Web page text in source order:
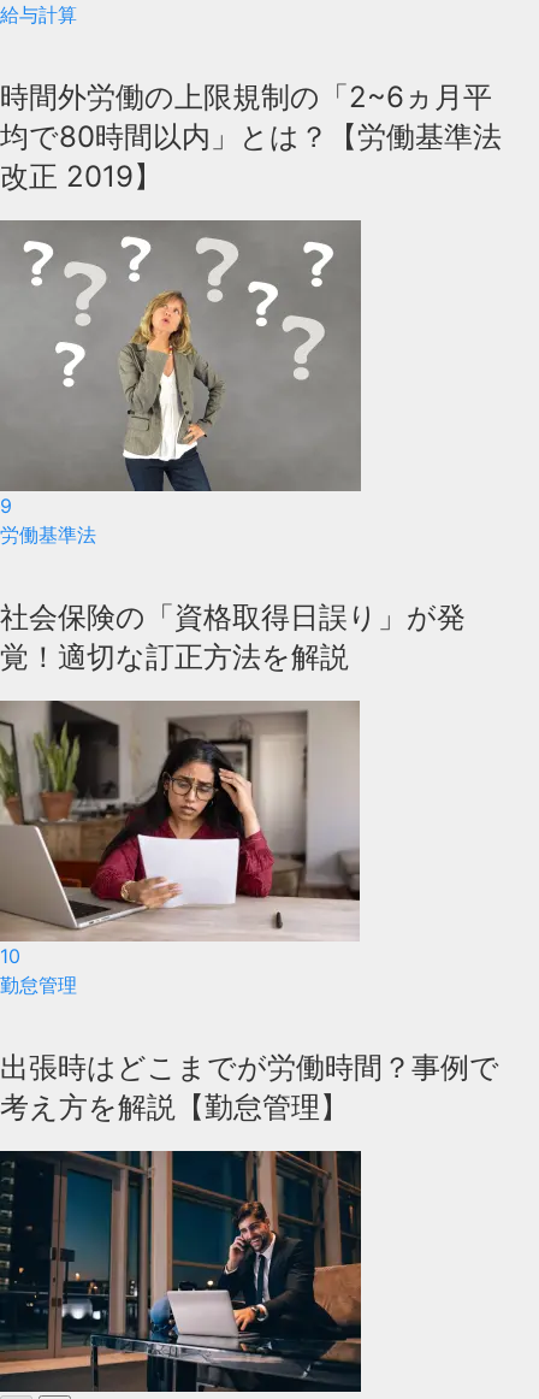
給与計算
時間外労働の上限規制の「2~6ヵ月平
均で80時間以内」とは？【労働基準法
改正 2019】
9
労働基準法
社会保険の「資格取得日誤り」が発
覚！適切な訂正方法を解説
10
勤怠管理
出張時はどこまでが労働時間？事例で
考え方を解説【勤怠管理】